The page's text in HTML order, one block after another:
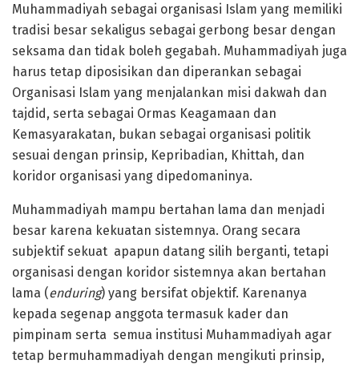
Muhammadiyah sebagai organisasi Islam yang memiliki
tradisi besar sekaligus sebagai gerbong besar dengan
seksama dan tidak boleh gegabah. Muhammadiyah juga
harus tetap diposisikan dan diperankan sebagai
Organisasi Islam yang menjalankan misi dakwah dan
tajdid, serta sebagai Ormas Keagamaan dan
Kemasyarakatan, bukan sebagai organisasi politik
sesuai dengan prinsip, Kepribadian, Khittah, dan
koridor organisasi yang dipedomaninya.
Muhammadiyah mampu bertahan lama dan menjadi
besar karena kekuatan sistemnya. Orang secara
subjektif sekuat apapun datang silih berganti, tetapi
organisasi dengan koridor sistemnya akan bertahan
lama (enduring) yang bersifat objektif. Karenanya
kepada segenap anggota termasuk kader dan
pimpinam serta semua institusi Muhammadiyah agar
tetap bermuhammadiyah dengan mengikuti prinsip,